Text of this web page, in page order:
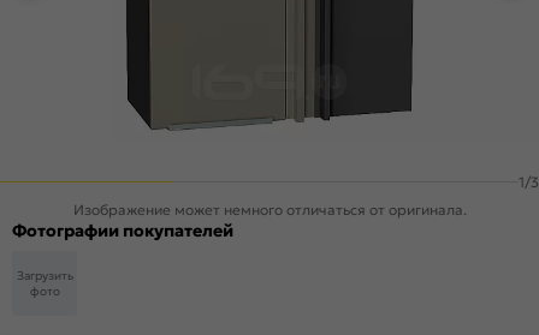
1/3
Изображение может немного отличаться от оригинала.
Фотографии покупателей
Загрузить
фото